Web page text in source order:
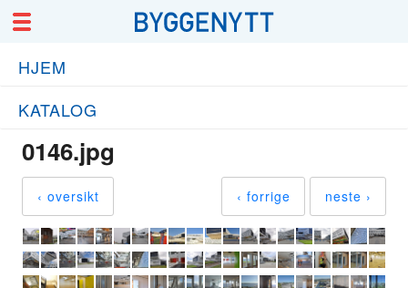
HJEM
KATALOG
0146.jpg
‹ oversikt ‹ forrige neste ›